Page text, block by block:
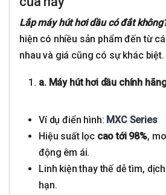
Lắp máy hút hơi dầu có đắt
hiện có nhiều sản phẩm đến từ
nhau và giá cũng có sự khác
a. Máy hút hơi dầu chính
Ví dụ điển hình: MXC Series
Hiệu suất lọc cao tới 98%,
động êm ái.
Linh kiện thay thế dễ tìm,
hạn.